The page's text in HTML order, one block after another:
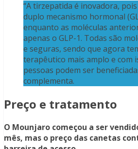
“A tirzepatida é inovadora,
duplo mecanismo hormonal
enquanto as moléculas
apenas o GLP-1. Todas são
e seguras, sendo que agora
terapêutico mais amplo e com
pessoas podem ser
complementa.
Preço e tratamento
O Mounjaro começou a ser
mês, mas o preço das canetas